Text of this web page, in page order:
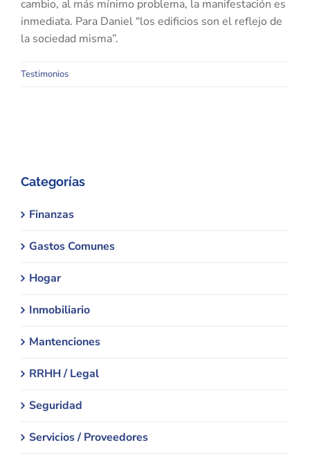
cambio, al más mínimo problema, la manifestación es
inmediata. Para Daniel “los edificios son el reflejo de
la sociedad misma”.
Testimonios
Categorías
Finanzas
Gastos Comunes
Hogar
Inmobiliario
Mantenciones
RRHH / Legal
Seguridad
Servicios / Proveedores